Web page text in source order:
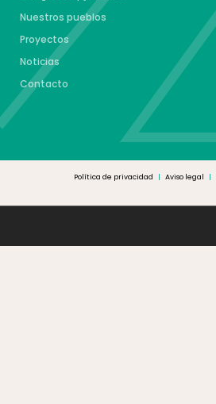
Nuestros pueblos
Proyectos
Noticias
Contacto
Política de privacidad | Aviso legal |